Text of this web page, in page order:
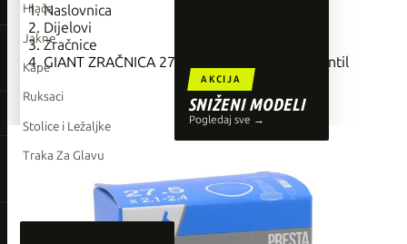
Giant
Orbea
Liv
Shimano
Wahoo
AKCIJA
SNIŽENI MODELI
Pogledaj sve →
Hlače
Jakne
Kape
Ruksaci
Stolice i Ležaljke
Traka Za Glavu
Naslovnica
Dijelovi
Zračnice
GIANT ZRAČNICA 27.5X2.1-2.4 PV 48mm Ventil